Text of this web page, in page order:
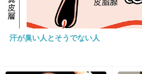
前髪だけでも、悲惨なことになった。
汗が臭い人とそうでない人